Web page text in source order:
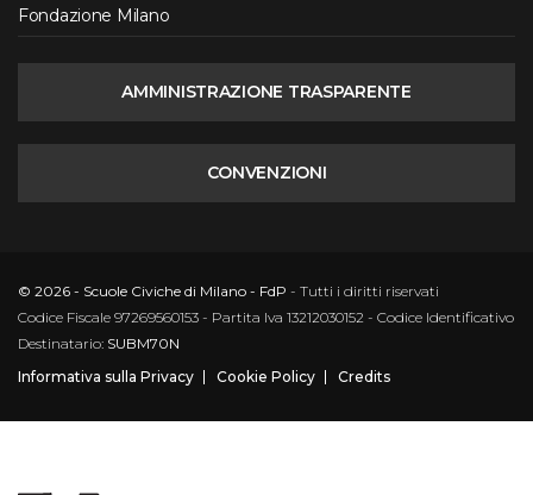
Fondazione Milano
AMMINISTRAZIONE TRASPARENTE
CONVENZIONI
© 2026 - Scuole Civiche di Milano - FdP - Tutti i diritti riservati
Codice Fiscale 97269560153 - Partita Iva 13212030152 - Codice Identificativo
Destinatario: SUBM70N
Informativa sulla Privacy
Cookie Policy Credits